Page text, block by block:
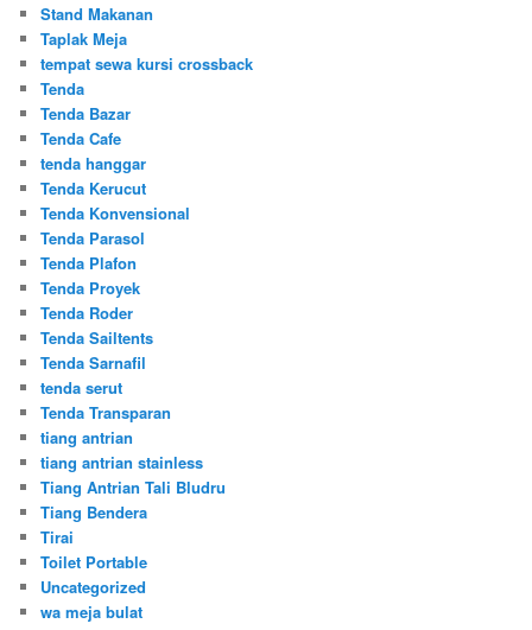
Stand Makanan
Taplak Meja
tempat sewa kursi crossback
Tenda
Tenda Bazar
Tenda Cafe
tenda hanggar
Tenda Kerucut
Tenda Konvensional
Tenda Parasol
Tenda Plafon
Tenda Proyek
Tenda Roder
Tenda Sailtents
Tenda Sarnafil
tenda serut
Tenda Transparan
tiang antrian
tiang antrian stainless
Tiang Antrian Tali Bludru
Tiang Bendera
Tirai
Toilet Portable
Uncategorized
wa meja bulat